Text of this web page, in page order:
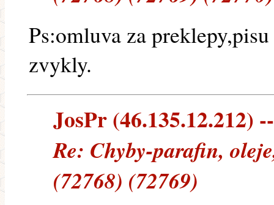
Ps:omluva za
zvykly.
JosPr (46.135.12.212)
Re: Chyby-parafin,
(72768) (72769)